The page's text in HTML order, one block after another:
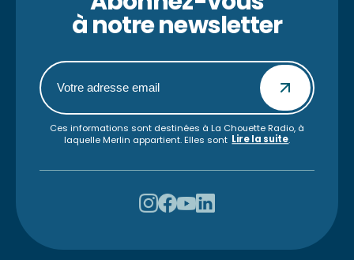
à notre newsletter
Ces informations sont destinées à La Chouette Radio, à
laquelle Merlin appartient. Elles sont Lire la suite.